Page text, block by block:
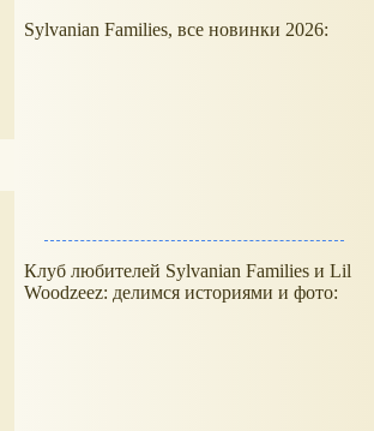
Sylvanian Families, все новинки 2026:
Клуб любителей Sylvanian Families и Lil
Woodzeez: делимся историями и фото: